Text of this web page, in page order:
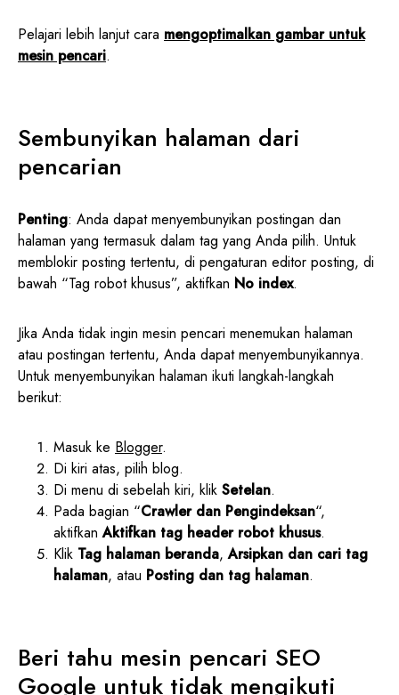
Pelajari lebih lanjut cara mengoptimalkan gambar untuk
mesin pencari.
Sembunyikan halaman dari
pencarian
Penting: Anda dapat menyembunyikan postingan dan
halaman yang termasuk dalam tag yang Anda pilih. Untuk
memblokir posting tertentu, di pengaturan editor posting, di
bawah “Tag robot khusus”, aktifkan No index.
Jika Anda tidak ingin mesin pencari menemukan halaman
atau postingan tertentu, Anda dapat menyembunyikannya.
Untuk menyembunyikan halaman ikuti langkah-langkah
berikut:
Masuk ke Blogger.
Di kiri atas, pilih blog.
Di menu di sebelah kiri, klik Setelan.
Pada bagian “Crawler dan Pengindeksan“,
aktifkanAktifkan tag header robot khusus.
Klik Tag halaman beranda,Arsipkan dan cari tag
halaman, atau Posting dan tag halaman.
Beri tahu mesin pencari SEO
Google untuk tidak mengikuti